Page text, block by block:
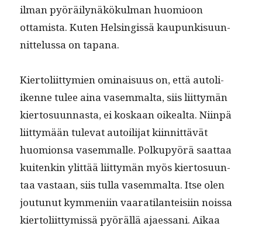
ilman pyöräi­lynäkökul­man huomioon
ottamista. Kuten Helsingis­sä kaupunkisu­un­
nit­telus­sa on tapana.
Kier­toli­it­tymien omi­naisu­us on, että autoli­
ikenne tulee aina vasem­mal­ta, siis liit­tymän
kier­to­su­un­nas­ta, ei koskaan oikeal­ta. Niin­pä
liit­tymään tule­vat autoil­i­jat kiin­nit­tävät
huomion­sa vasem­malle. Polkupyörä saat­taa
kuitenkin ylit­tää liit­tymän myös kier­to­su­un­
taa vas­taan, siis tul­la vasem­mal­ta. Itse olen
joutunut kym­meni­in vaarati­lanteisi­in nois­sa
kier­toli­it­tymis­sä pyöräl­lä ajaes­sani. Aikaa